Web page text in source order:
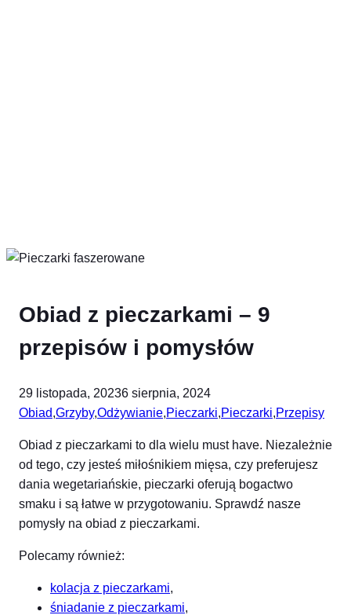
Obiad z pieczarkami – 9
przepisów i pomysłów
29 listopada, 20236 sierpnia, 2024
Obiad,Grzyby,Odżywianie,Pieczarki,Pieczarki,Przepisy
Obiad z pieczarkami to dla wielu must have. Niezależnie
od tego, czy jesteś miłośnikiem mięsa, czy preferujesz
dania wegetariańskie, pieczarki oferują bogactwo
smaku i są łatwe w przygotowaniu. Sprawdź nasze
pomysły na obiad z pieczarkami.
Polecamy również:
kolacja z pieczarkami,
śniadanie z pieczarkami,